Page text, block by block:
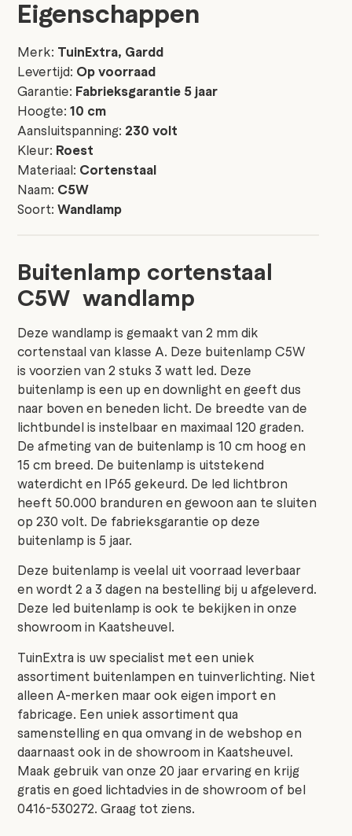
Eigenschappen
Merk: TuinExtra, Gardd
Levertijd: Op voorraad
Garantie: Fabrieksgarantie 5 jaar
Hoogte:10 cm
Aansluitspanning: 230 volt
Kleur: Roest
Materiaal: Cortenstaal
Naam: C5W
Soort:Wandlamp
Buitenlamp cortenstaal
C5W wandlamp
Deze wandlamp is gemaakt van 2 mm dik
cortenstaal van klasse A. Deze buitenlamp C5W
is voorzien van 2 stuks 3 watt led. Deze
buitenlamp is een up en downlight en geeft dus
naar boven en beneden licht. De breedte van de
lichtbundel is instelbaar en maximaal 120 graden.
De afmeting van de buitenlamp is 10 cm hoog en
15 cm breed. De buitenlamp is uitstekend
waterdicht en IP65 gekeurd. De led lichtbron
heeft 50.000 branduren en gewoon aan te sluiten
op 230 volt. De fabrieksgarantie op deze
buitenlamp is 5 jaar.
Deze buitenlamp is veelal uit voorraad leverbaar
en wordt 2 a 3 dagen na bestelling bij u afgeleverd.
Deze led buitenlamp is ook te bekijken in onze
showroom in Kaatsheuvel.
TuinExtra is uw specialist met een uniek
assortiment buitenlampen en tuinverlichting. Niet
alleen A-merken maar ook eigen import en
fabricage. Een uniek assortiment qua
samenstelling en qua omvang in de webshop en
daarnaast ook in de showroom in Kaatsheuvel.
Maak gebruik van onze 20 jaar ervaring en krijg
gratis en goed lichtadvies in de showroom of bel
0416-530272. Graag tot ziens.